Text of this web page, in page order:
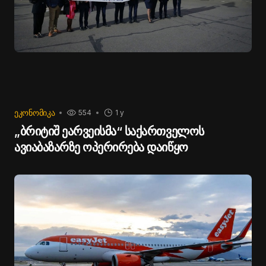
ᲔᲙᲝᲜᲝᲛᲘᲙᲐ 1 y
554
„ბრიტიშ ეარვეისმა“ საქართველოს
ავიაბაზარზე ოპერირება დაიწყო